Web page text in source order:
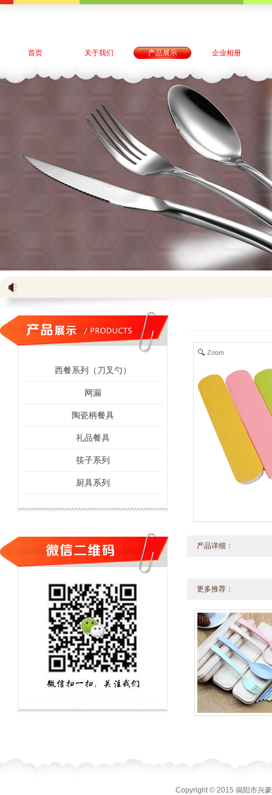
首页 关于我们 产品展示 企业相册
西餐系列（刀叉勺）
网漏
陶瓷柄餐具
礼品餐具
筷子系列
厨具系列
Zoom
产品详细：
更多推荐：
Copyright © 2015 揭阳市兴